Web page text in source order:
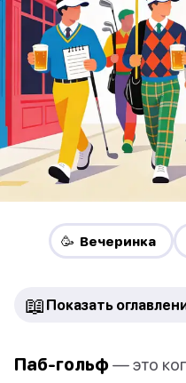
🥳 Вечеринка
📖 Показать
Паб-гольф— это